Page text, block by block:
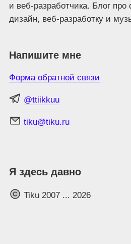
и веб‑разработчика. Блог про
дизайн, веб‑разработку и
Напишите мне
Форма обратной связи
@ttiikkuu
tiku@tiku.ru
Я здесь давно
Tiku 2007 ... 2026